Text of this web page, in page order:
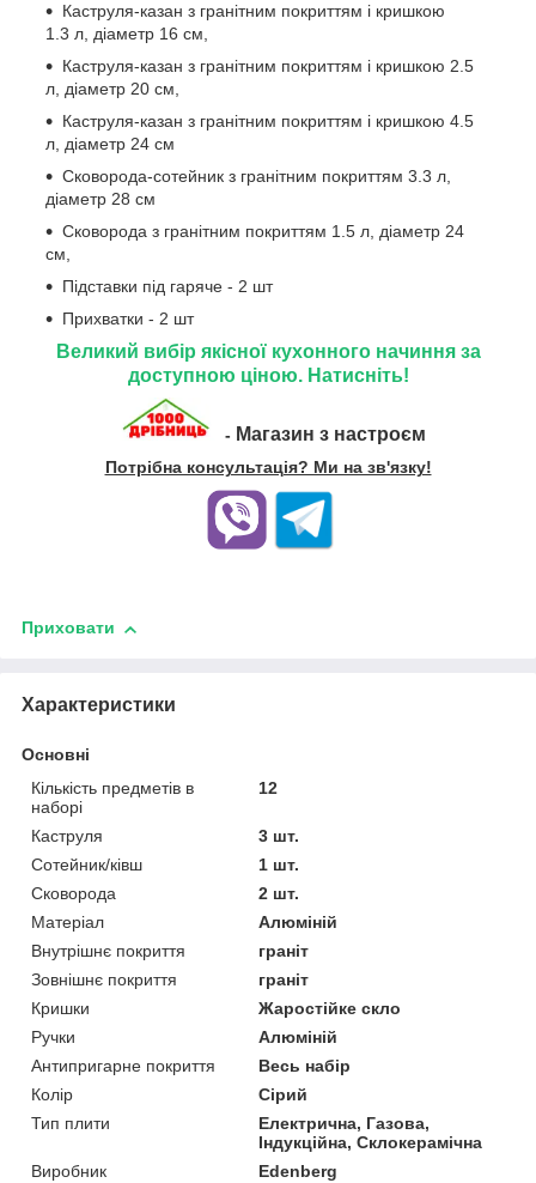
Каструля-казан з гранітним покриттям і кришкою
1.3 л, діаметр 16 см,
Каструля-казан з гранітним покриттям і кришкою 2.5
л, діаметр 20 см,
Каструля-казан з гранітним покриттям і кришкою 4.5
л, діаметр 24 см
Сковорода-сотейник з гранітним покриттям 3.3 л,
діаметр 28 см
Сковорода з гранітним покриттям 1.5 л, діаметр 24
см,
Підставки під гаряче - 2 шт
Прихватки - 2 шт
Великий вибір якісної кухонного начиння за
доступною ціною. Натисніть!
- Магазин з настроєм
Потрібна консультація? Ми на зв'язку!
Приховати
Характеристики
Основні
Кількість предметів в
наборі
12
Каструля
3 шт.
Сотейник/ківш
1 шт.
Сковорода
2 шт.
Матеріал
Алюміній
Внутрішнє покриття
граніт
Зовнішнє покриття
граніт
Кришки
Жаростійке скло
Ручки
Алюміній
Антипригарне покриття
Весь набір
Колір
Сірий
Тип плити
Електрична, Газова,
Індукційна, Склокерамічна
Виробник
Edenberg